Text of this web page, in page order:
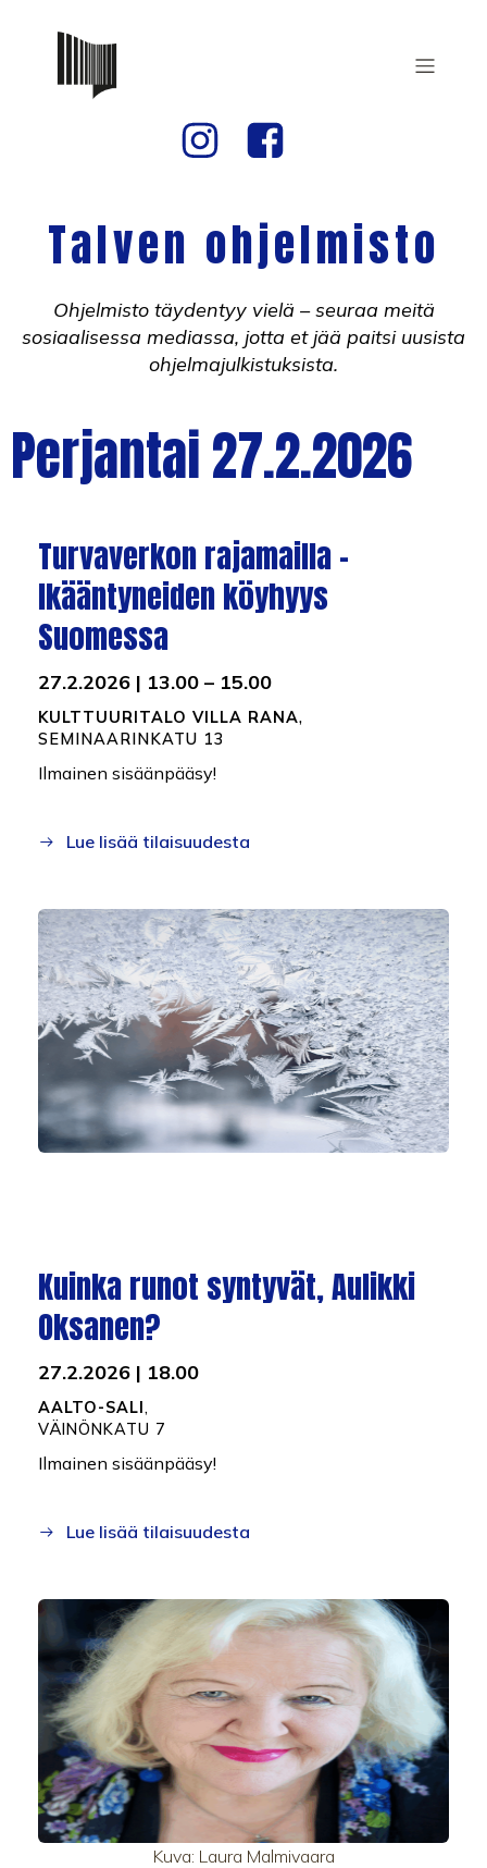
Talven ohjelmisto
Ohjelmisto täydentyy vielä – seuraa meitä
sosiaalisessa mediassa, jotta et jää paitsi uusista
ohjelmajulkistuksista.
Perjantai 27.2.2026
Turvaverkon rajamailla –
Ikääntyneiden köyhyys
Suomessa
27.2.2026 | 13.00 – 15.00
KULTTUURITALO VILLA RANA,
SEMINAARINKATU 13
Ilmainen sisäänpääsy!
Lue lisää tilaisuudesta
Kuinka runot syntyvät, Aulikki
Oksanen?
27.2.2026 | 18.00
AALTO-SALI,
VÄINÖNKATU 7
Ilmainen sisäänpääsy!
Lue lisää tilaisuudesta
Kuva: Laura Malmivaara